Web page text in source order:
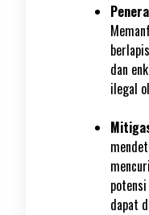
dan
ilegal
dapat